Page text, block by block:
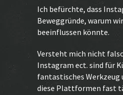
Ich befürchte, dass
Beweggründe, warum
beeinflussen könnte.
Versteht mich nicht
Instagram ect. sind für
fantastisches Werkzeug
diese Plattformen fast